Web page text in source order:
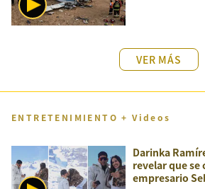
VER MÁS
ENTRETENIMIENTO + Videos
Darinka
revelar que se
empresario